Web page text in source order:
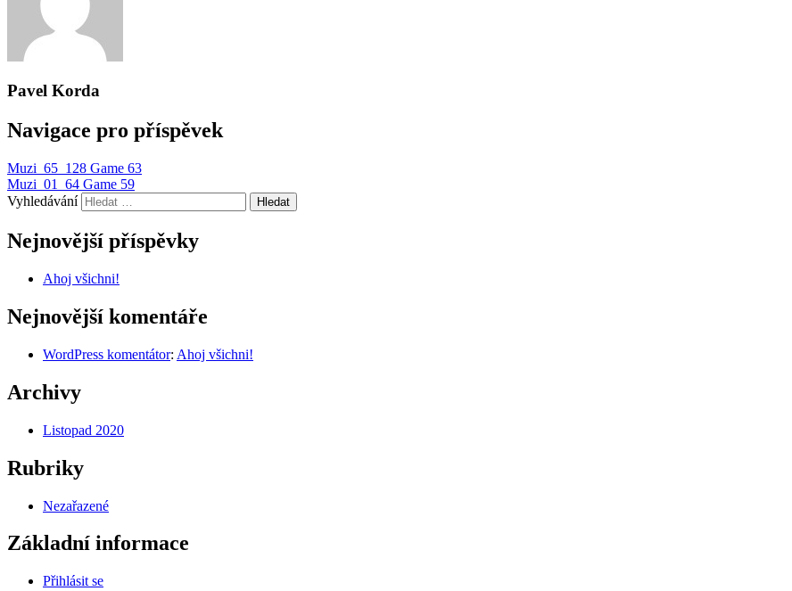
Pavel Korda
Navigace pro příspěvek
Muzi_65_128 Game 63
Muzi_01_64 Game 59
Vyhledávání
Nejnovější příspěvky
Ahoj všichni!
Nejnovější komentáře
WordPress komentátor: Ahoj všichni!
Archivy
Listopad 2020
Rubriky
Nezařazené
Základní informace
Přihlásit se